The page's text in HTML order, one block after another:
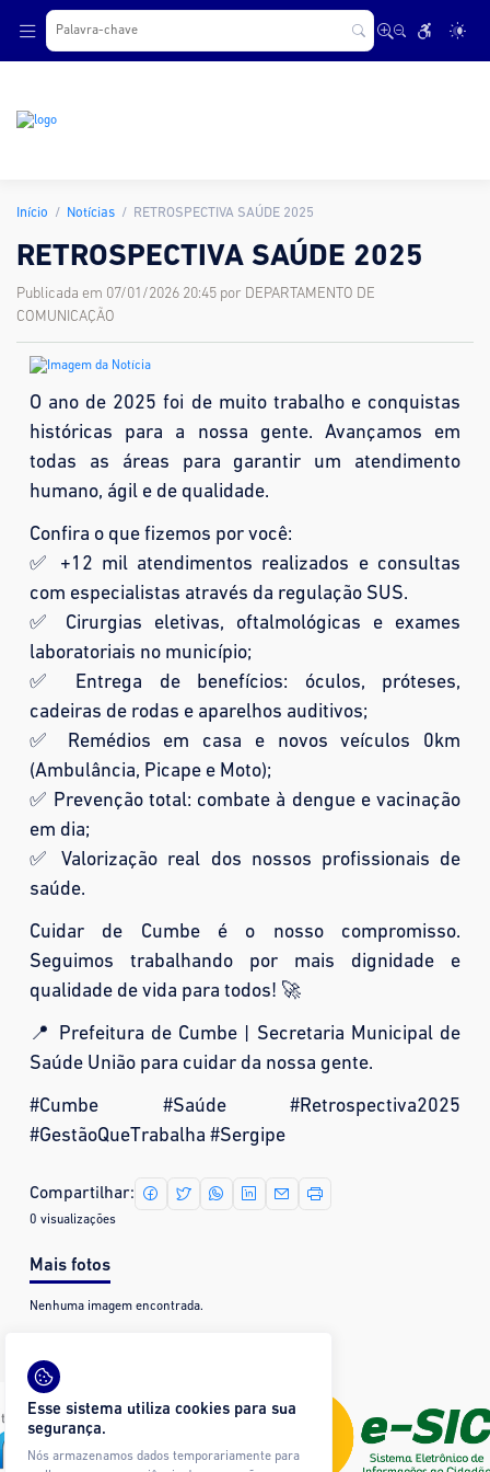
Início Notícias RETROSPECTIVA SAÚDE 2025
RETROSPECTIVA SAÚDE 2025
Publicada em 07/01/2026 20:45 por DEPARTAMENTO DE
COMUNICAÇÃO
O ano de 2025 foi de muito trabalho e conquistas
históricas para a nossa gente. Avançamos em
todas as áreas para garantir um atendimento
humano, ágil e de qualidade.
Confira o que fizemos por você:
✅ +12 mil atendimentos realizados e consultas
com especialistas através da regulação SUS.
✅ Cirurgias eletivas, oftalmológicas e exames
laboratoriais no município;
✅ Entrega de benefícios: óculos, próteses,
cadeiras de rodas e aparelhos auditivos;
✅ Remédios em casa e novos veículos 0km
(Ambulância, Picape e Moto);
✅ Prevenção total: combate à dengue e vacinação
em dia;
✅ Valorização real dos nossos profissionais de
saúde.
Cuidar de Cumbe é o nosso compromisso.
Seguimos trabalhando por mais dignidade e
qualidade de vida para todos! 🚀
📍 Prefeitura de Cumbe | Secretaria Municipal de
Saúde União para cuidar da nossa gente.
#Cumbe #Saúde #Retrospectiva2025
#GestãoQueTrabalha #Sergipe
Compartilhar:
0 visualizações
Mais fotos
Nenhuma imagem encontrada.
Esse sistema utiliza cookies para sua
segurança.
Nós armazenamos dados temporariamente para